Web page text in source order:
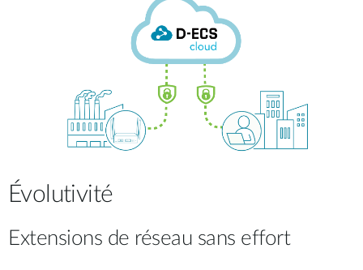
Évolutivité
Extensions de réseau sans effort